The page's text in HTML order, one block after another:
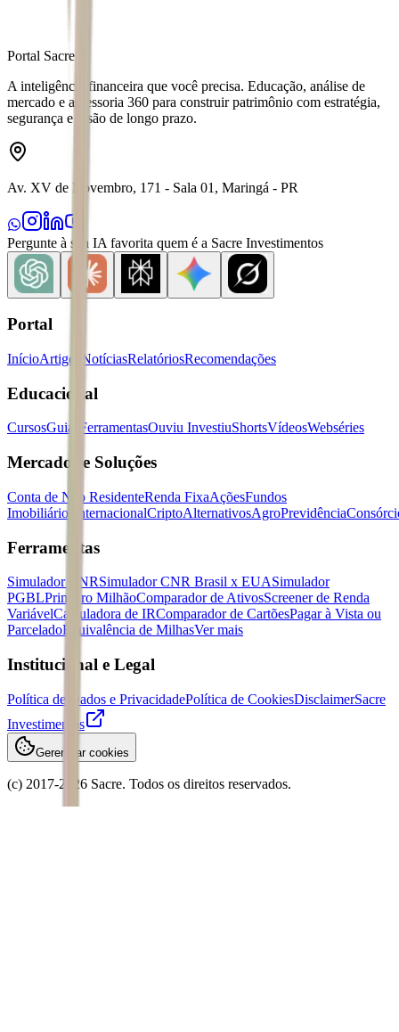
Portal Sacre
A inteligência financeira que você precisa. Educação, análise de
mercado e assessoria 360 para construir patrimônio com estratégia,
segurança e visão de longo prazo.
Av. XV de Novembro, 171 - Sala 01, Maringá - PR
Pergunte à sua IA favorita quem é a Sacre Investimentos
Portal
InícioArtigos NotíciasRelatóriosRecomendações
Educacional
CursosGuias FerramentasOuviu InvestiuShortsVídeosWebséries
Mercados e Soluções
Conta de Não ResidenteRenda FixaAçõesFundos
Imobiliários
InternacionalCriptoAlternativosAgroPrevidência
Ferramentas
Simulador CNRSimulador CNR Brasil x EUASimulador
PGBLPrimeiro MilhãoComparador de AtivosScreener de Renda
VariávelCalculadora de IRComparador de CartõesPagar à Vista ou
ParceladoEquivalência de MilhasVer mais
Institucional e Legal
Política de Dados e PrivacidadePolítica de CookiesDisclaimerSacre
Investimentos
Gerenciar cookies
(c) 2017-2026 Sacre. Todos os direitos reservados.